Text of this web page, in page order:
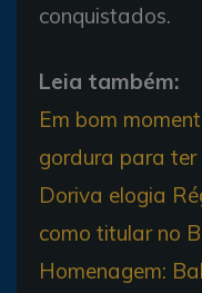
conquistados.
Leia também:
Em bom
gordura para
Doriva elogia
como titular no
Homenagem: